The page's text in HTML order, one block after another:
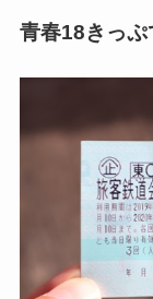
青春18きっ